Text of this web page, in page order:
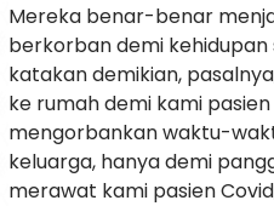
Mereka benar-benar
berkorban demi kehidupan
katakan demikian,
ke rumah demi kami
mengorbankan waktu-
keluarga, hanya demi
merawat kami pasien